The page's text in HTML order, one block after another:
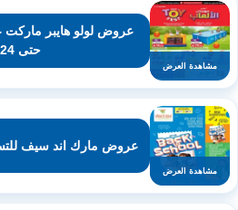
مشاهدة العرض
عروض لولو هايبر ماركت
حتى 24 اغسطس
مشاهدة العرض
عروض مارك اند سيف للتسوق من 5